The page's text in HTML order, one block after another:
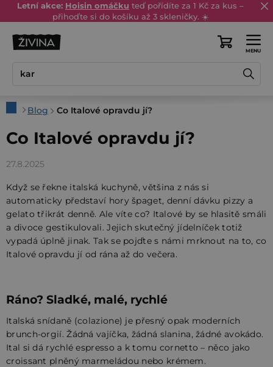
Přejít
na
obsah
Letní akce: Hoisin omáčku teď pořídíte za 1 Kč za kus –
přihoďte si do košíku až 3 skleničky. ☀️
Nákupní
DomůBlog Co Italové opravdu jí?
Co Italové opravdu jí?
27.8.2025
Když se řekne italská kuchyně, většina z nás si
automaticky představí hory špaget, denní dávku pizzy a
gelato třikrát denně. Ale víte co? Italové by se hlasitě smáli
a divoce gestikulovali. Jejich skutečný jídelníček totiž
vypadá úplně jinak. Tak se pojďte s námi mrknout na to, co
Italové opravdu jí od rána až do večera.
Ráno? Sladké, malé, rychlé
Italská snídaně (colazione) je přesný opak moderních
brunch-orgií. Žádná vajíčka, žádná slanina, žádné avokádo.
Ital si dá rychlé espresso a k tomu cornetto – něco jako
croissant plněný marmeládou nebo krémem.